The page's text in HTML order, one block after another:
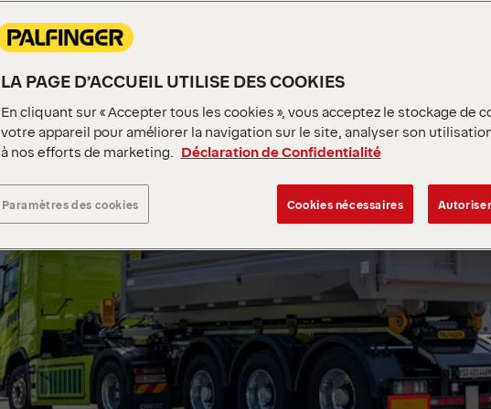
LA PAGE D’ACCUEIL UTILISE DES COOKIES
En cliquant sur « Accepter tous les cookies », vous acceptez le stockage de
votre appareil pour améliorer la navigation sur le site, analyser son
à nos efforts de marketing.
Déclaration de Confidentialité
Paramètres des cookies Cookies nécessaires